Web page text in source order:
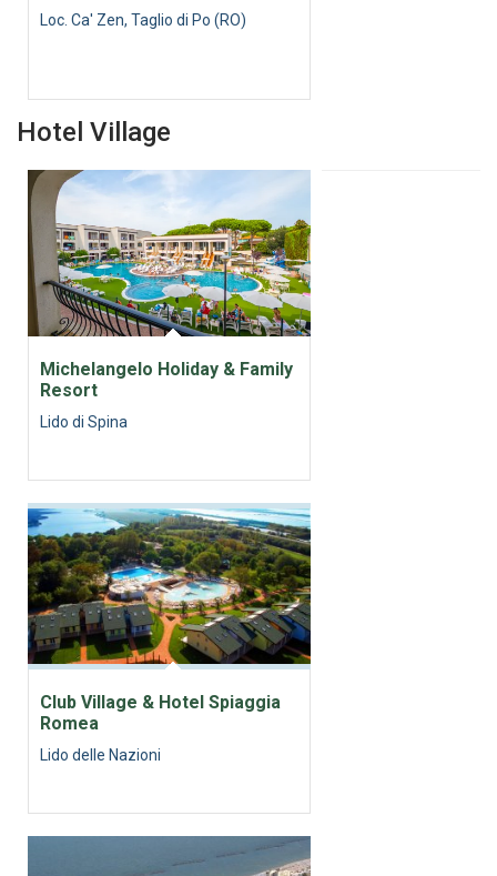
Loc. Ca' Zen, Taglio di Po (RO)
Hotel Village
Michelangelo Holiday & Family
Resort
Lido di Spina
Club Village & Hotel Spiaggia
Romea
Lido delle Nazioni